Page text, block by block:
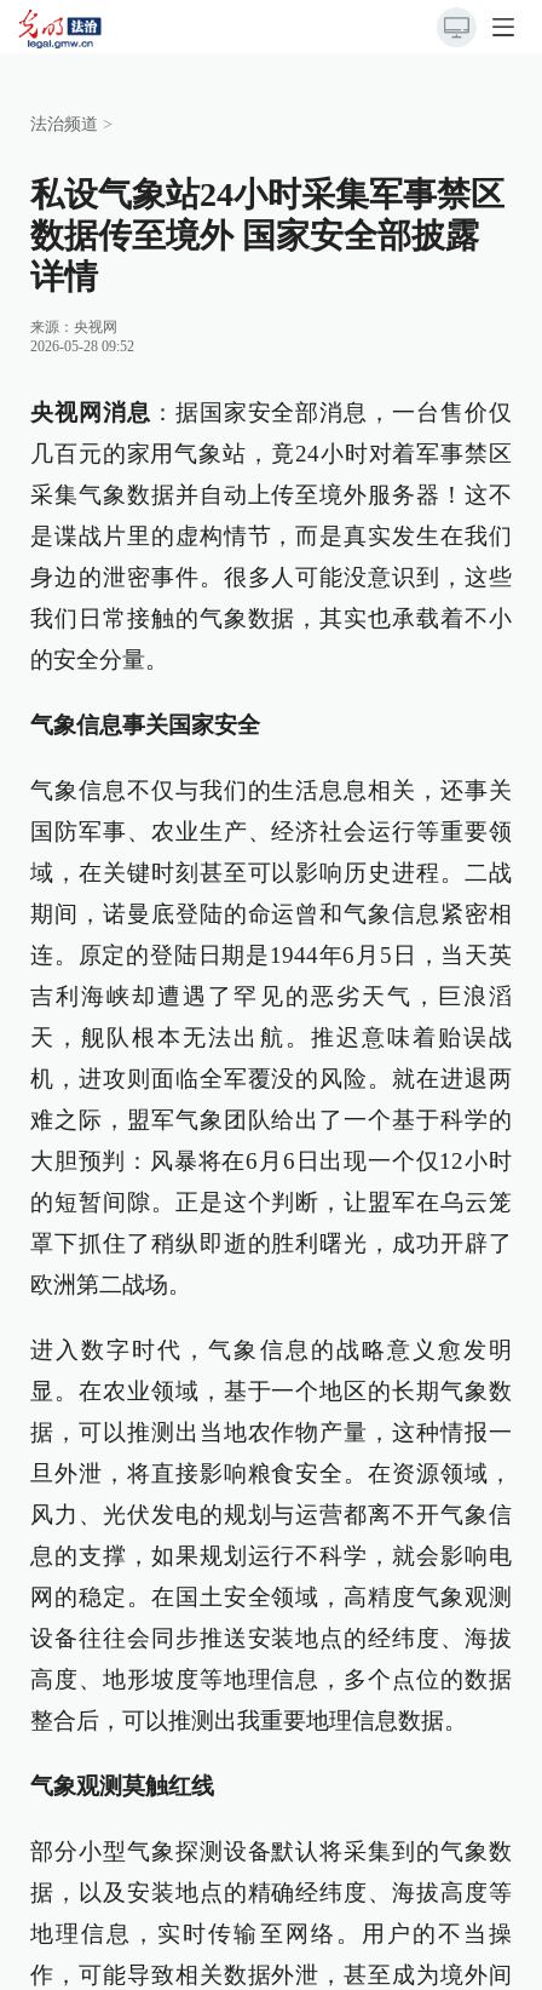
法治频道 >
私设气象站24小时采集军事禁区
数据传至境外 国家安全部披露
详情
来源： 央视网
2026-05-28 09:52
央视网消息 ：据国家安全部消息，一台售价仅
几百元的家用气象站，竟24小时对着军事禁区
采集气象数据并自动上传至境外服务器！这不
是谍战片里的虚构情节，而是真实发生在我们
身边的泄密事件。很多人可能没意识到，这些
我们日常接触的气象数据，其实也承载着不小
的安全分量。
气象信息事关国家安全
气象信息不仅与我们的生活息息相关，还事关
国防军事、农业生产、经济社会运行等重要领
域，在关键时刻甚至可以影响历史进程。二战
期间，诺曼底登陆的命运曾和气象信息紧密相
连。原定的登陆日期是1944年6月5日，当天英
吉利海峡却遭遇了罕见的恶劣天气，巨浪滔
天，舰队根本无法出航。推迟意味着贻误战
机，进攻则面临全军覆没的风险。就在进退两
难之际，盟军气象团队给出了一个基于科学的
大胆预判：风暴将在6月6日出现一个仅12小时
的短暂间隙。正是这个判断，让盟军在乌云笼
罩下抓住了稍纵即逝的胜利曙光，成功开辟了
欧洲第二战场。
进入数字时代，气象信息的战略意义愈发明
显。在农业领域，基于一个地区的长期气象数
据，可以推测出当地农作物产量，这种情报一
旦外泄，将直接影响粮食安全。在资源领域，
风力、光伏发电的规划与运营都离不开气象信
息的支撑，如果规划运行不科学，就会影响电
网的稳定。在国土安全领域，高精度气象观测
设备往往会同步推送安装地点的经纬度、海拔
高度、地形坡度等地理信息，多个点位的数据
整合后，可以推测出我重要地理信息数据。
气象观测莫触红线
部分小型气象探测设备默认将采集到的气象数
据，以及安装地点的精确经纬度、海拔高度等
地理信息，实时传输至网络。用户的不当操
作，可能导致相关数据外泄，甚至成为境外间